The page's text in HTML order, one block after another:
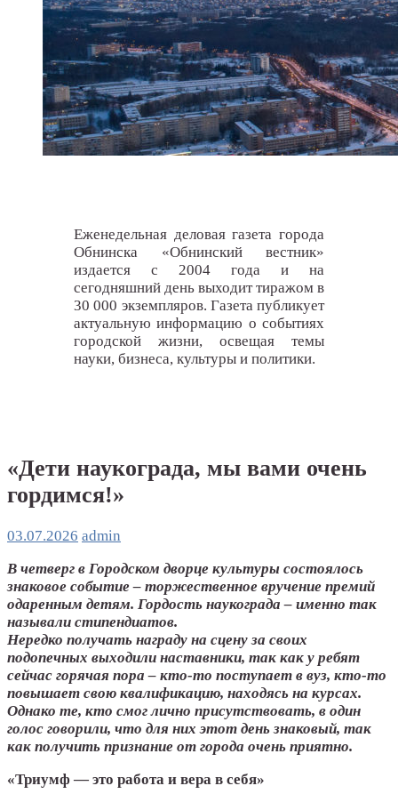
Еженедельная деловая газета города
Обнинска «Обнинский вестник»
издается с 2004 года и на
сегодняшний день выходит тиражом в
30 000 экземпляров. Газета публикует
актуальную информацию о событиях
городской жизни, освещая темы
науки, бизнеса, культуры и политики.
«Дети наукограда, мы вами очень
гордимся!»
03.07.2026 admin
В четверг в Городском дворце культуры состоялось
знаковое событие – торжественное вручение премий
одаренным детям. Гордость наукограда – именно так
называли стипендиатов.
Нередко получать награду на сцену за своих
подопечных выходили наставники, так как у ребят
сейчас горячая пора – кто-то поступает в вуз, кто-то
повышает свою квалификацию, находясь на курсах.
Однако те, кто смог лично присутствовать, в один
голос говорили, что для них этот день знаковый, так
как получить признание от города очень приятно.
«Триумф — это работа и вера в себя»